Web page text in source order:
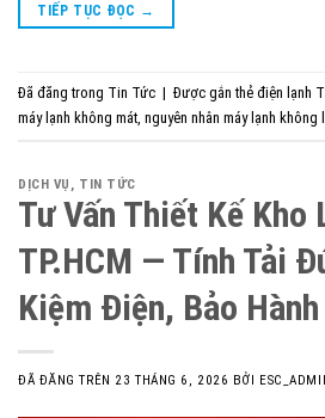
TIẾP TỤC ĐỌC →
Đã đăng trong Tin Tức | Được gắn thẻ điện lạnh
máy lạnh không mát, nguyên nhân máy lạnh không
DỊCH VỤ , TIN TỨC
Tư Vấn Thiết Kế Kho
TP.HCM — Tính Tải
Kiệm Điện, Bảo
ĐÃ ĐĂNG TRÊN 23 THÁNG 6, 2026 BỞI